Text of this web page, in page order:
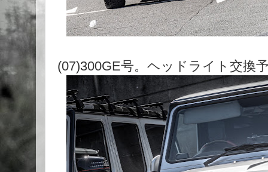
(07)300GE号。ヘッドライト交換